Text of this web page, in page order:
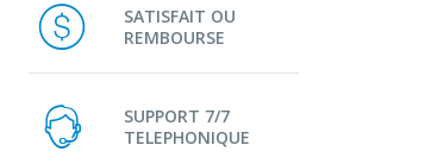
SATISFAIT OU
REMBOURSE
SUPPORT 7/7
TELEPHONIQUE